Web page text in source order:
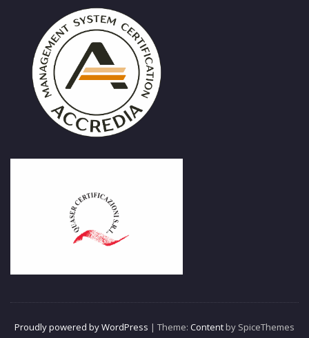
Proudly powered by WordPress | Theme: Content by SpiceThemes